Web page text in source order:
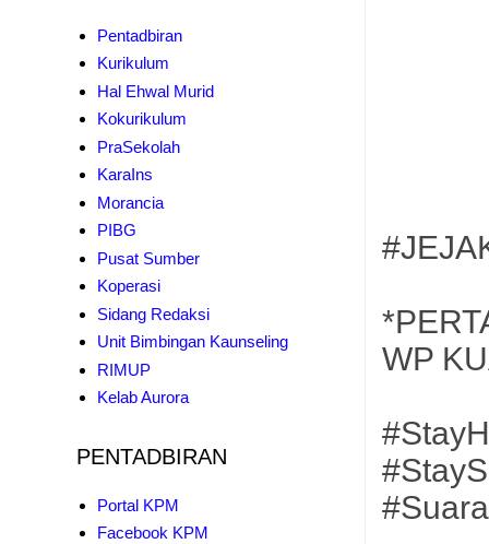
WP
Pentadbiran
Kurikulum
Hal Ehwal Murid
Kokurikulum
PraSekolah
KaraIns
Morancia
PIBG
Pusat Sumber
Koperasi
Sidang Redaksi
Unit Bimbingan Kaunseling
RIMUP
Kelab Aurora
PENTADBIRAN
Portal KPM
Facebook KPM